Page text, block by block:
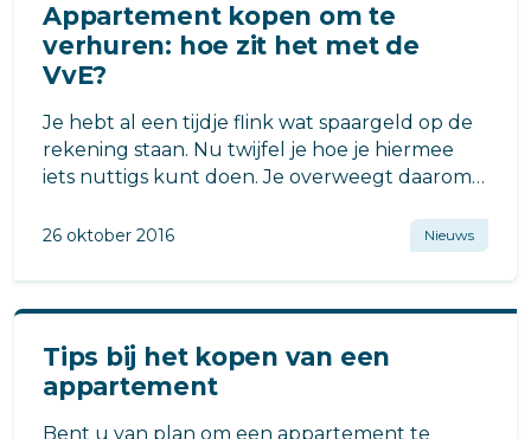
Appartement kopen om te
verhuren: hoe zit het met de
VvE?
Je hebt al een tijdje flink wat spaargeld op de
rekening staan. Nu twijfel je hoe je hiermee
iets nuttigs kunt doen. Je overweegt daarom
vervolgens te verhuren. Klinkt als een goed
26 oktober 2016 Nieuws
Tips bij het kopen van een
appartement
Bent u van plan om een appartement te